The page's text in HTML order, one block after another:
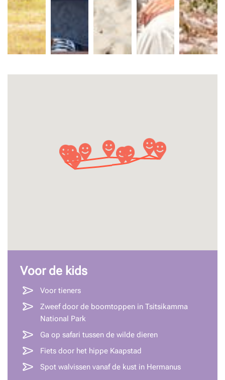
Voor de kids
Voor tieners
Zweef door de boomtoppen in Tsitsikamma
National Park
Ga op safari tussen de wilde dieren
Fiets door het hippe Kaapstad
Spot walvissen vanaf de kust in Hermanus